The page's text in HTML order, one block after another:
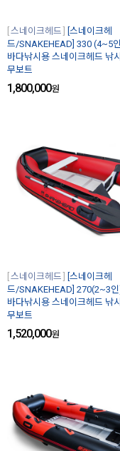
스네이크헤드
[스네이크헤
드/SNAKEHEAD] 330 (4~5
바다낚시용 스네이크헤드 낚
무보트
1,800,000원
스네이크헤드
[스네이크헤
드/SNAKEHEAD] 270(2~3인
바다낚시용 스네이크헤드 낚
무보트
1,520,000원